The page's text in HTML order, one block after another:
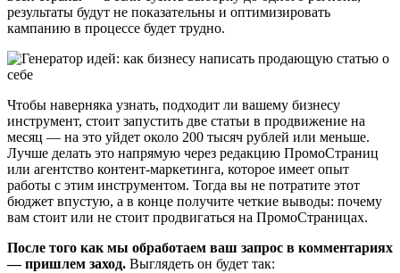
результаты будут не показательны и оптимизировать
кампанию в процессе будет трудно.
Чтобы наверняка узнать, подходит ли вашему бизнесу
инструмент, стоит запустить две статьи в продвижение на
месяц — на это уйдет около 200 тысяч рублей или меньше.
Лучше делать это напрямую через редакцию ПромоСтраниц
или агентство контент-маркетинга, которое имеет опыт
работы с этим инструментом. Тогда вы не потратите этот
бюджет впустую, а в конце получите четкие выводы: почему
вам стоит или не стоит продвигаться на ПромоСтраницах.
После того как мы обработаем ваш запрос в комментариях
— пришлем заход. Выглядеть он будет так: